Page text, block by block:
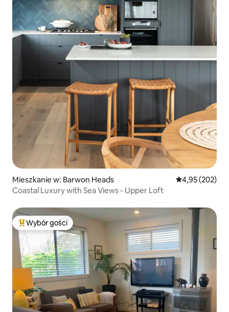
Mieszkanie w: Barwon Heads Średnia
4,95 (202)
Coastal Luxury with Sea Views - Upper Loft
Najpopularniejsze z kategorii Wybór gości
Wybór gości